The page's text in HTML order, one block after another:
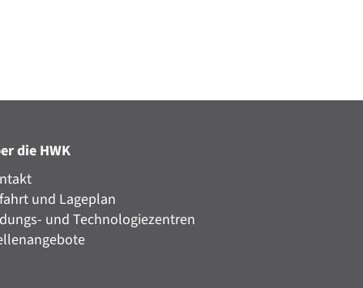
die HWK
und Lageplan
und Technologiezentren